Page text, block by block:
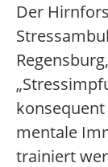
Der
mentale
trainiert